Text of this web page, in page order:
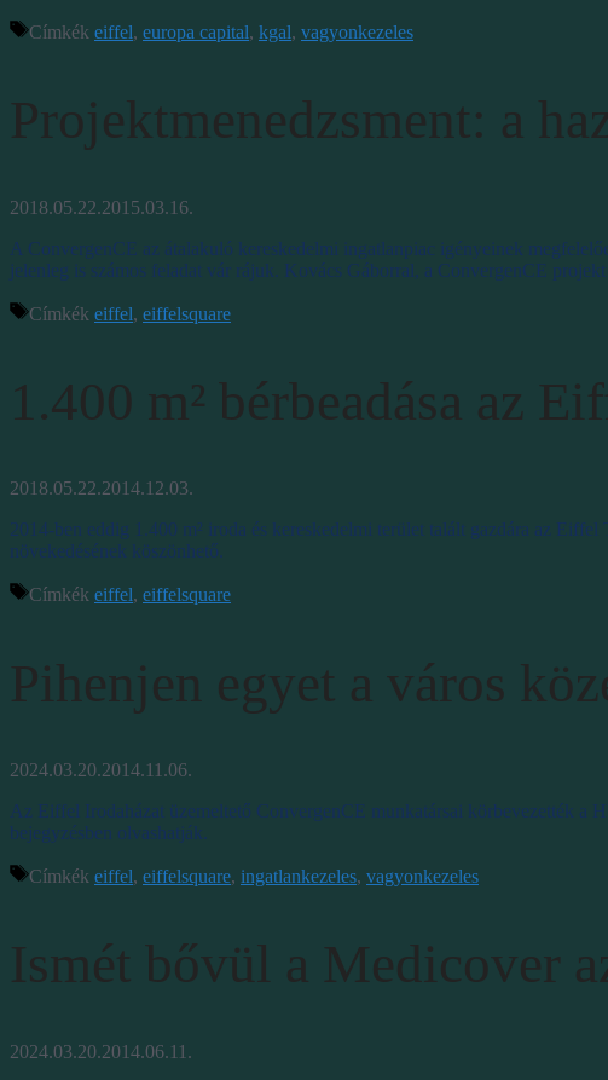
Címkék eiffel, europa capital, kgal, vagyonkezeles
2018.05.22.2015.03.16.
A ConvergenCE az átalakuló kereskedelmi ingatlanpiac igényeinek
jelenleg is számos feladat vár rájuk. Kovács Gáborral, a ConvergenCE
Címkék eiffel, eiffelsquare
2018.05.22.2014.12.03.
2014-ben eddig 1.400 m² iroda és kereskedelmi terület talált gazdára az
növekedésének köszönhető.
Címkék eiffel, eiffelsquare
2024.03.20.2014.11.06.
Az Eiffel Irodaházat üzemeltető ConvergenCE munkatársai körbevezették a
bejegyzésben olvashatják.
Címkék eiffel, eiffelsquare, ingatlankezeles, vagyonkezeles
2024.03.20.2014.06.11.